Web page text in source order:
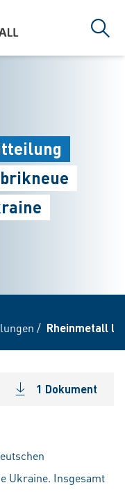
/ Rheinmetall
1 Dokument
Ukraine. Insgesamt